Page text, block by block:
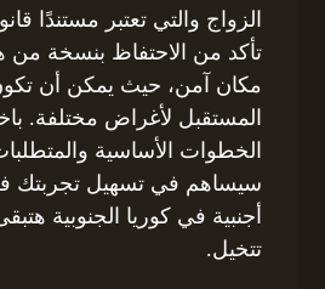
الزواج والتي تعتبر مستندًا
تأكد من الاحتفاظ بنسخة من
مكان آمن، حيث يمكن أن
المستقبل لأغراض مختلفة.
الخطوات الأساسية والمتطلبات
سيساهم في تسهيل تجربتك
أجنبية في كوريا الجنوبية
تتخيل.